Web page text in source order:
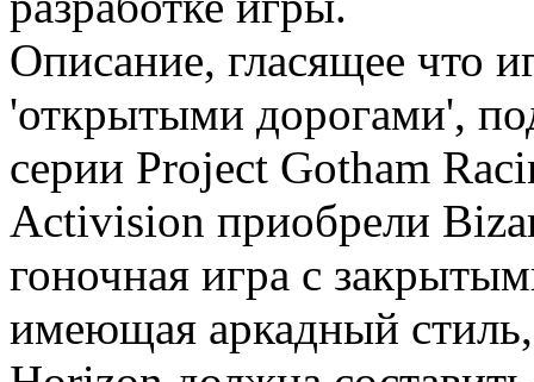
Описание, гласящее что
'открытыми дорогами',
серии Project Gotham
Activision приобрели
гоночная игра с
имеющая аркадный